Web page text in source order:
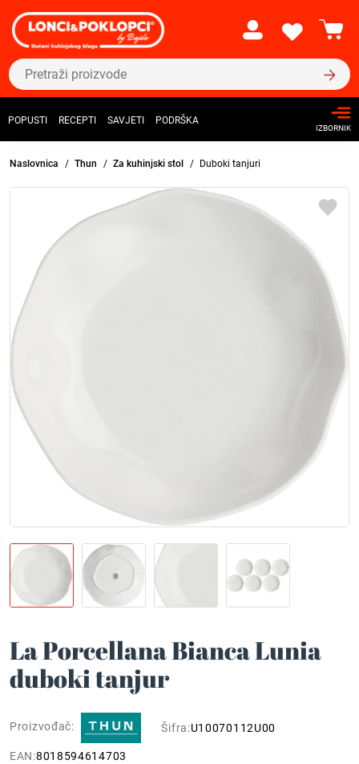
POPUSTI RECEPTI SAVJETI PODRŠKA
IZBORNIK
Naslovnica Thun Za kuhinjski stol Duboki tanjuri
La Porcellana Bianca Lunia
duboki tanjur
Proizvođač: Šifra:U10070112U00
EAN:8018594614703